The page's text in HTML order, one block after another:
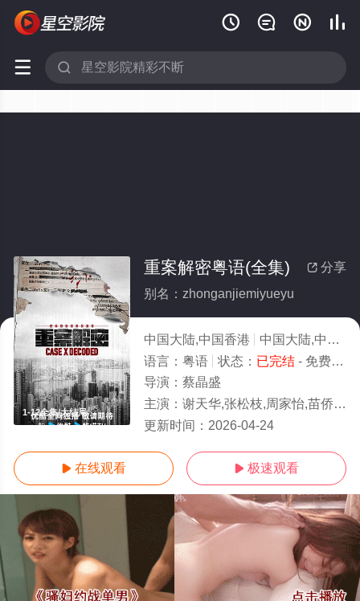
   
 
1-12全集/大结局
 分享
重案解密粤语(全集)
别名：zhonganjiemiyueyu
中国大陆,中国香港
中国大陆,中国香港,香港
语言： 粤语 状态： 已完结- 免费在线观看
导演： 蔡晶盛
主演： 谢天华,张松枝,周家怡,苗侨伟,李天翔,艾威,梁诺妍,朱晨丽,梁靖
更新时间： 2026-04-24
 在线观看  极速观看